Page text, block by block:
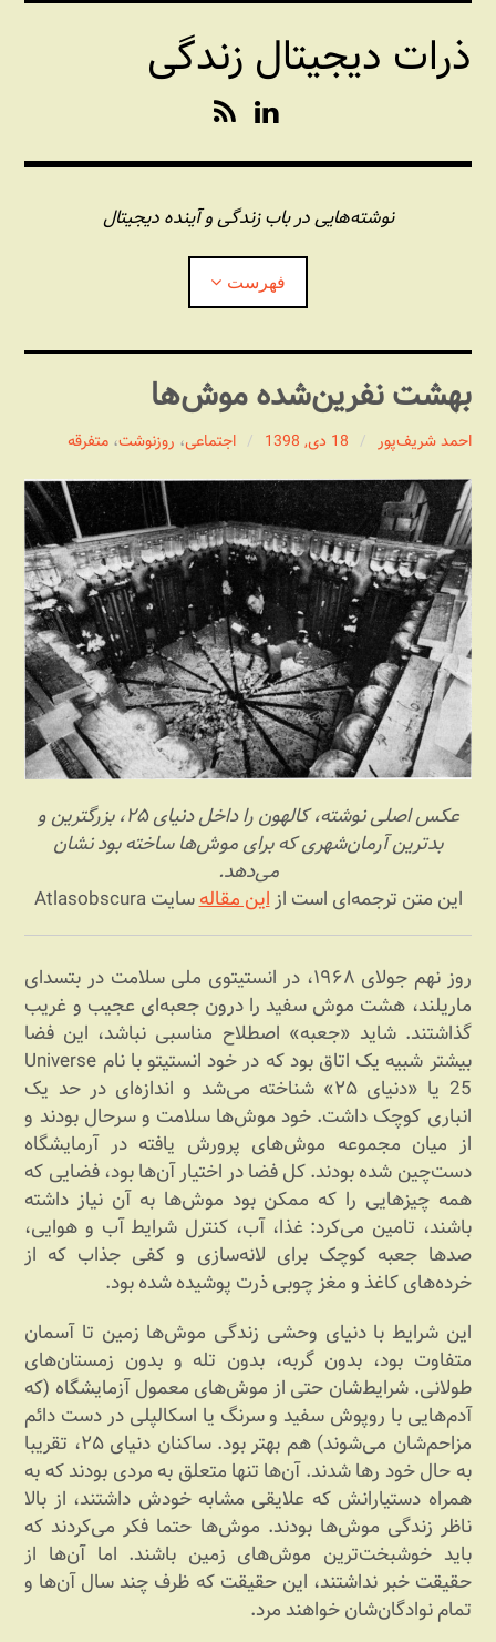
رفتن
محتواذرات دیجیتال زندگی
n
k
e
d
I
n
S
نوشته‌هایی در باب زندگی و آینده دیجیتال
فهرست
درباره این وبلاگ
مجله شبکه
پندهای یونیکسی استاد «فو» بازکردن
بهشت نفرین‌شده موش‌ها
احمد شریف‌پور 18 دی, 1398 اجتماعی، روزنوشت،متفرقه
عکس اصلی نوشته، کالهون را داخل دنیای ۲۵، بزرگترین و
بدترین آرمان‌شهری که برای موش‌ها ساخته بود نشان
می‌دهد.
این متن ترجمه‌ای است ازاین مقالهسایت Atlasobscura
روز نهم جولای ۱۹۶۸، در انستیتوی ملی سلامت در بتسدای
ماریلند، هشت موش سفید را درون جعبه‌ای عجیب و غریب
گذاشتند. شاید «جعبه» اصطلاح مناسبی نباشد، این فضا
بیشتر شبیه یک اتاق بود که در خود انستیتو با نام Universe
25 یا «دنیای ۲۵» شناخته می‌شد و اندازه‌ای در حد یک
انباری کوچک داشت. خود موش‌ها سلامت و سرحال بودند و
از میان مجموعه موش‌های پرورش یافته در آرمایشگاه
دست‌چین شده بودند. کل فضا در اختیار آن‌ها بود، فضایی که
همه چیزهایی را که ممکن بود موش‌ها به آن نیاز داشته
باشند، تامین می‌کرد: غذا، آب، کنترل شرایط آب و هوایی،
صدها جعبه کوچک برای لانه‌سازی و کفی جذاب که از
خرده‌های کاغذ و مغز چوبی ذرت پوشیده شده بود.
این شرایط با دنیای وحشی زندگی موش‌ها زمین تا آسمان
متفاوت بود، بدون گربه‌، بدون تله و بدون زمستان‌های
طولانی. شرایط‌شان حتی از موش‌های معمول آزمایشگاه (که
آدم‌هایی با روپوش سفید و سرنگ یا اسکالپلی در دست دائم
مزاحم‌شان می‌شوند) هم بهتر بود. ساکنان دنیای ۲۵، تقریبا
به حال خود رها شدند. آن‌ها تنها متعلق به مردی بودند که به
همراه دستیارانش که علایقی مشابه خودش داشتند، از بالا
ناظر زندگی موش‌ها بودند. موش‌ها حتما فکر می‌کردند که
باید خوشبخت‌ترین موش‌های زمین باشند. اما آن‌ها از
حقیقت خبر نداشتند، این حقیقت که ظرف چند سال آن‌ها و
تمام نوادگان‌شان خواهند مرد.